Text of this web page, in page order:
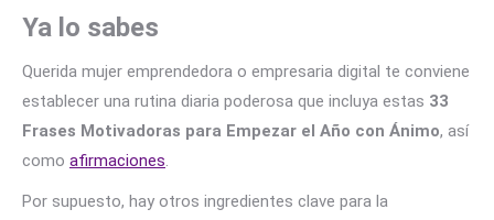
Ya lo sabes
Querida mujer emprendedora o empresaria digital te conviene
establecer una rutina diaria poderosa que incluya estas 33
Frases Motivadoras para Empezar el Año con Ánimo, así
como afirmaciones.
Por supuesto, hay otros ingredientes clave para la